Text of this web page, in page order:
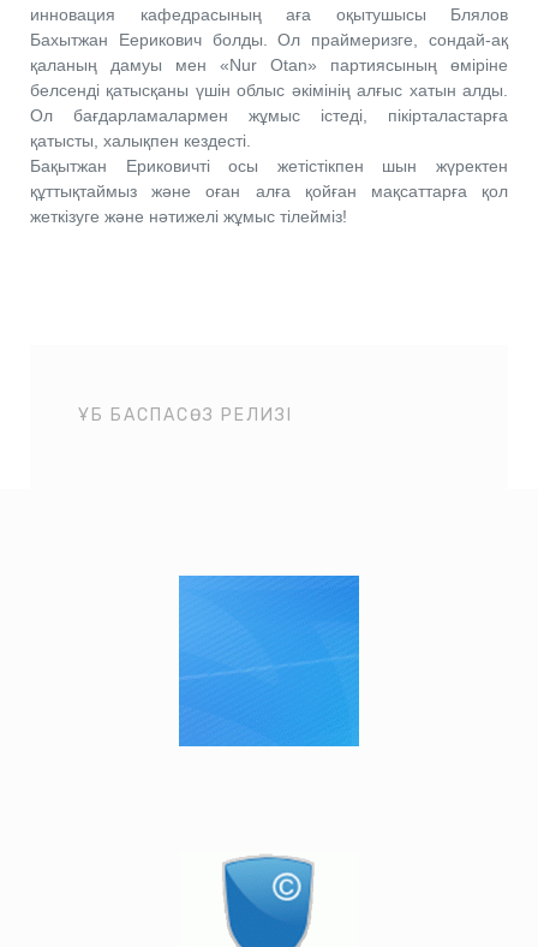
инновация кафедрасының аға оқытушысы Блялов
Бахытжан Еерикович болды. Ол праймеризге, сондай-ақ
қаланың дамуы мен «Nur Otan» партиясының өміріне
белсенді қатысқаны үшін облыс әкімінің алғыс хатын алды.
Ол бағдарламалармен жұмыс істеді, пікірталастарға
қатысты, халықпен кездесті.
Бақытжан Ериковичті осы жетістікпен шын жүректен
құттықтаймыз және оған алға қойған мақсаттарға қол
жеткізуге және нәтижелі жұмыс тілейміз!
ҰБ БАСПАСӨЗ РЕЛИЗІ